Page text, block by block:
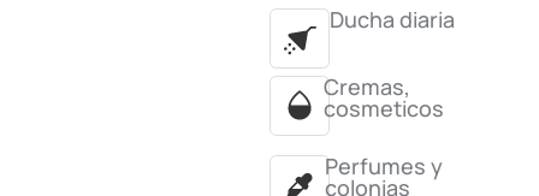
Ducha diaria
Cremas,
cosmeticos
Perfumes y
colonias